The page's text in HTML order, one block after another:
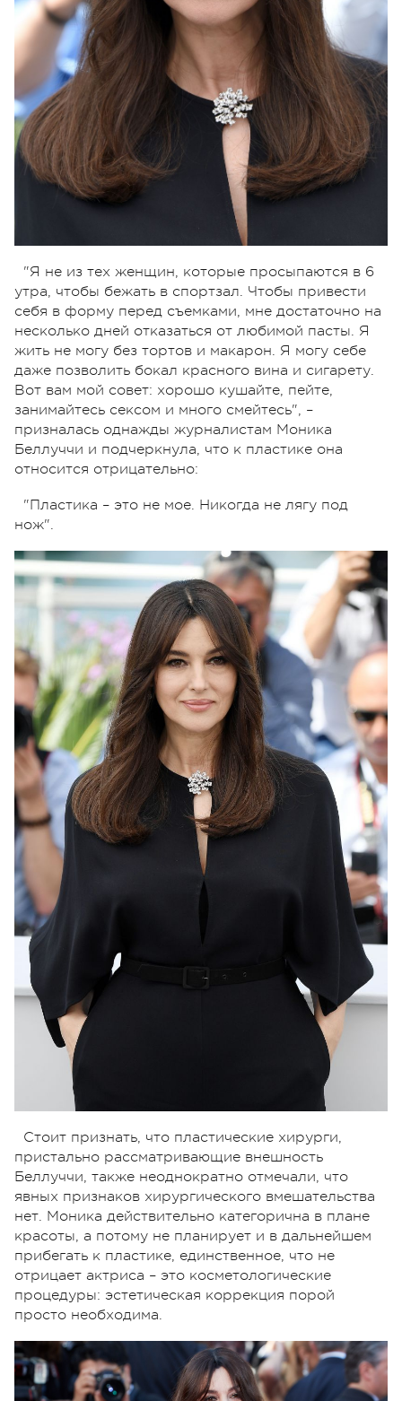
"Я не из тех женщин, которые просыпаются в 6
утра, чтобы бежать в спортзал. Чтобы привести
себя в форму перед съемками, мне достаточно на
несколько дней отказаться от любимой пасты. Я
жить не могу без тортов и макарон. Я могу себе
даже позволить бокал красного вина и сигарету.
Вот вам мой совет: хорошо кушайте, пейте,
занимайтесь сексом и много смейтесь", –
призналась однажды журналистам Моника
Беллуччи и подчеркнула, что к пластике она
относится отрицательно:
"Пластика – это не мое. Никогда не лягу под
нож".
Стоит признать, что пластические хирурги,
пристально рассматривающие внешность
Беллуччи, также неоднократно отмечали, что
явных признаков хирургического вмешательства
нет. Моника действительно категорична в плане
красоты, а потому не планирует и в дальнейшем
прибегать к пластике, единственное, что не
отрицает актриса – это косметологические
процедуры: эстетическая коррекция порой
просто необходима.